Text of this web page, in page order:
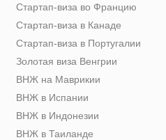
Стартап-виза во Францию
Стартап-виза в Канаде
Стартап-виза в Португалии
Золотая виза Венгрии
ВНЖ на Маврикии
ВНЖ в Испании
ВНЖ в Индонезии
ВНЖ в Таиланде